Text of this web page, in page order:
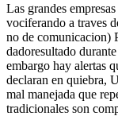
Las grandes
vociferando a traves
no de comunicacion)
dadoresultado
embargo hay alertas
declaran en quiebra,
mal manejada que
tradicionales son